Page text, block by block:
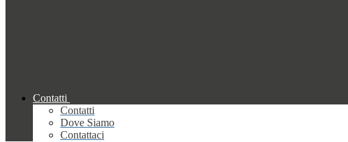
Contatti
Contatti
Dove Siamo
Contattaci